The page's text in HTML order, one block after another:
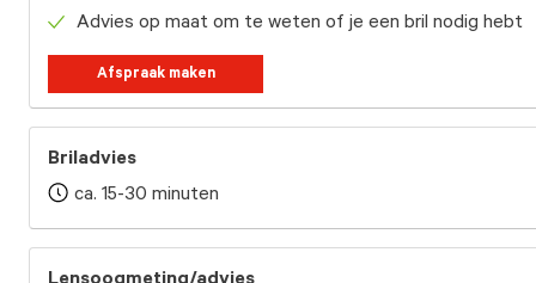
Advies op maat om te weten of je een bril nodig hebt
Afspraak maken
Briladvies
ca. 15-30 minuten